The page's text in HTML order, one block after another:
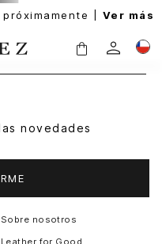
| Ver más
novedades
Sobre nosotros